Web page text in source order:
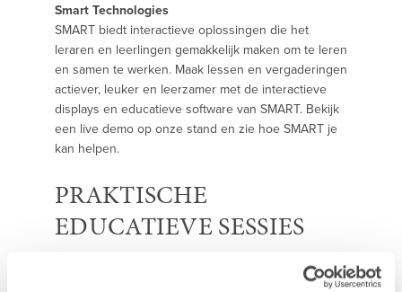
Smart Technologies
SMART biedt interactieve oplossingen die het
leraren en leerlingen gemakkelijk maken om te leren
en samen te werken. Maak lessen en vergaderingen
actiever, leuker en leerzamer met de interactieve
displays en educatieve software van SMART. Bekijk
een live demo op onze stand en zie hoe SMART je
kan helpen.
PRAKTISCHE
EDUCATIEVE SESSIES
Tijdens de beurs kan je op de stand van Lab9 Pro